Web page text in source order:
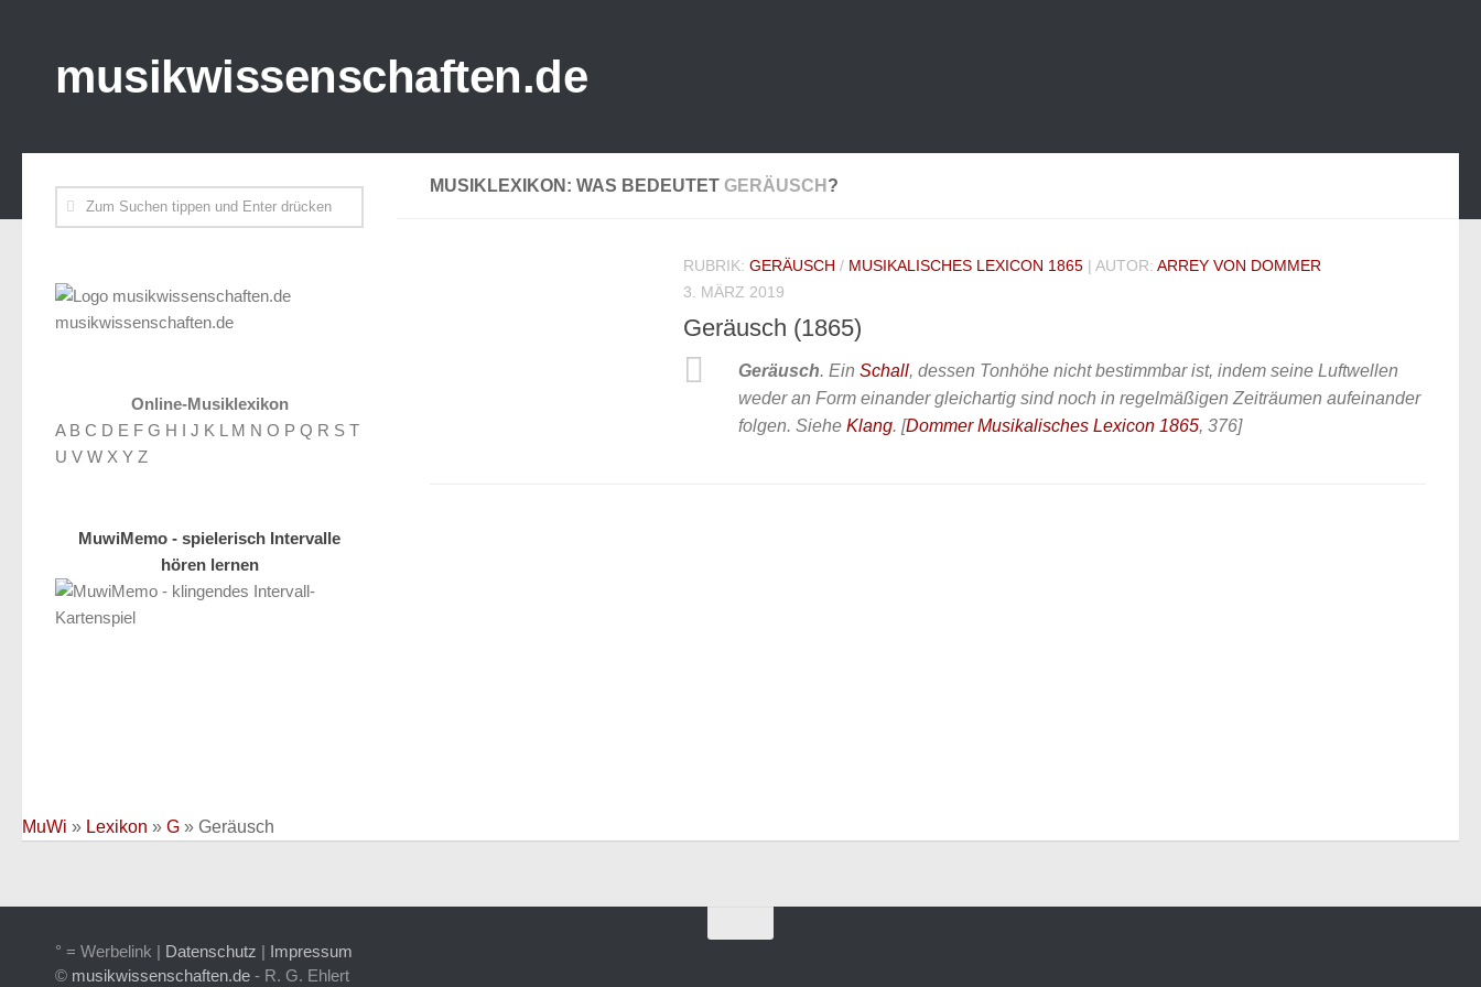
musikwissenschaften.de
MUSIKLEXIKON: WAS BEDEUTET GERÄUSCH ?
RUBRIK: GERÄUSCH / MUSIKALISCHES LEXICON 1865 | AUTOR: ARREY VON DOMMER
3. MÄRZ 2019
Geräusch (1865)
Geräusch. Ein Schall, dessen Tonhöhe nicht bestimmbar ist, indem seine Luftwellen
weder an Form einander gleichartig sind noch in regelmäßigen Zeiträumen aufeinander
folgen. Siehe Klang. [Dommer Musikalisches Lexicon 1865, 376]
musikwissenschaften.de
Online-Musiklexikon
A B C D E F G H I J K L M N O P Q R S T
U V W X Y Z
MuwiMemo - spielerisch Intervalle
hören lernen
MuWi » Lexikon » G » Geräusch
° = Werbelink | Datenschutz | Impressum
© musikwissenschaften.de - R. G. Ehlert